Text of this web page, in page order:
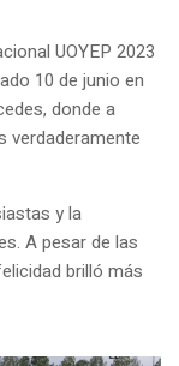
UOYEP 2023
10 de junio en
donde a
verdaderamente
y la
A pesar de las
brilló más